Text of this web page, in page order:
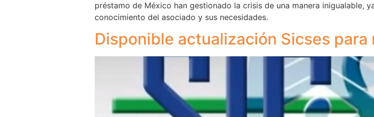
préstamo de México han gestionado la crisis de una manera inigualable,
conocimiento del asociado y sus necesidades.
Disponible actualización Sicses